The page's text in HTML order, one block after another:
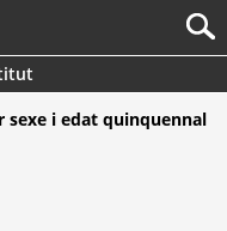
sexe i edat quinquennal